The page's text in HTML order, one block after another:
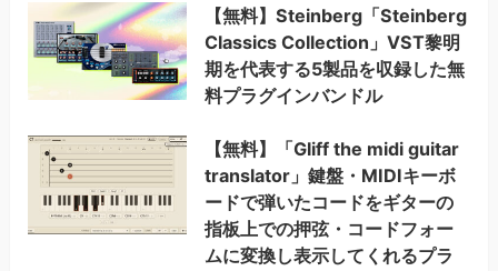
【無料】Steinberg「Steinberg
Classics Collection」VST黎明
期を代表する5製品を収録した無
料プラグインバンドル
【無料】「Gliff the midi guitar
translator」鍵盤・MIDIキーボ
ードで弾いたコードをギターの
指板上での押弦・コードフォー
ムに変換し表示してくれるプラ